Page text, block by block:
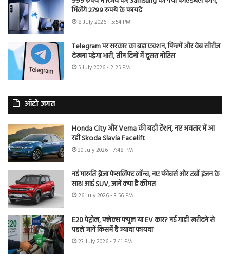
मिलेंगे 2799 रुपये के फायदे
8 July 2026 - 5:54 PM
Telegram पर सरकार का बड़ा एक्शन, फिल्में और वेब सीरीज
देखना पड़ेगा भारी, तीन दिनों में दूसरा नोटिस
5 July 2026 - 2:25 PM
ऑटो जगत
Honda City और Verna की बढ़ी टेंशन, नए अवतार में आ
रही Skoda Slavia Facelift
30 July 2026 - 7:48 PM
नई मारुति ब्रेजा फेसलिफ्ट लॉन्च, नए फीचर्स और टर्बो इंजन के
साथ आई SUV, जानें क्या है कीमत
26 July 2026 - 3:56 PM
E20 पेट्रोल, फ्लेक्स फ्यूल या EV कार? नई गाड़ी खरीदने से
पहले जानें किसमें है ज्यादा फायदा
23 July 2026 - 7:41 PM